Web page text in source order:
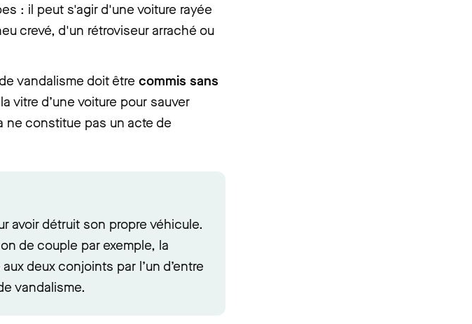
: il peut s'agir d'une voiture rayée
crevé, d'un rétroviseur arraché ou
vandalisme doit être commis sans
vitre d’une voiture pour sauver
ne constitue pas un acte de
avoir détruit son propre véhicule.
de couple par exemple, la
deux conjoints par l’un d’entre
vandalisme.